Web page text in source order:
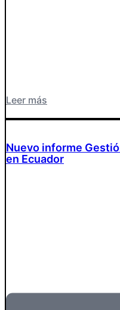
Leer más
Nuevo informe
en Ecuador